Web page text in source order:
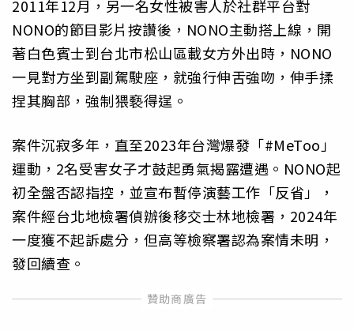
2011年12月，另一名女性被害人於社群平台對
NONO的節目影片按讚後，NONO主動搭上線，開
著白色賓士到台北市松山區載女方外出時，NONO
一見對方坐到副駕駛座，就強行伸舌強吻，伸手揉
捏其胸部，強制猥褻得逞。
案件沉寂多年，直至2023年台灣爆發「#MeToo」
運動，2名受害女子才鼓起勇氣揭露遭遇。NONO起
初全盤否認指控，並宣布暫停演藝工作「反省」，
案件經台北地檢署偵辦後移交士林地檢署，2024年
一度獲不起訴處分，但高等檢察署認為案情未明，
發回續查。